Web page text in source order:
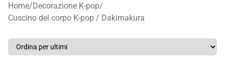
Home/Decorazione K-pop/
Cuscino del corpo K-pop / Dakimakura